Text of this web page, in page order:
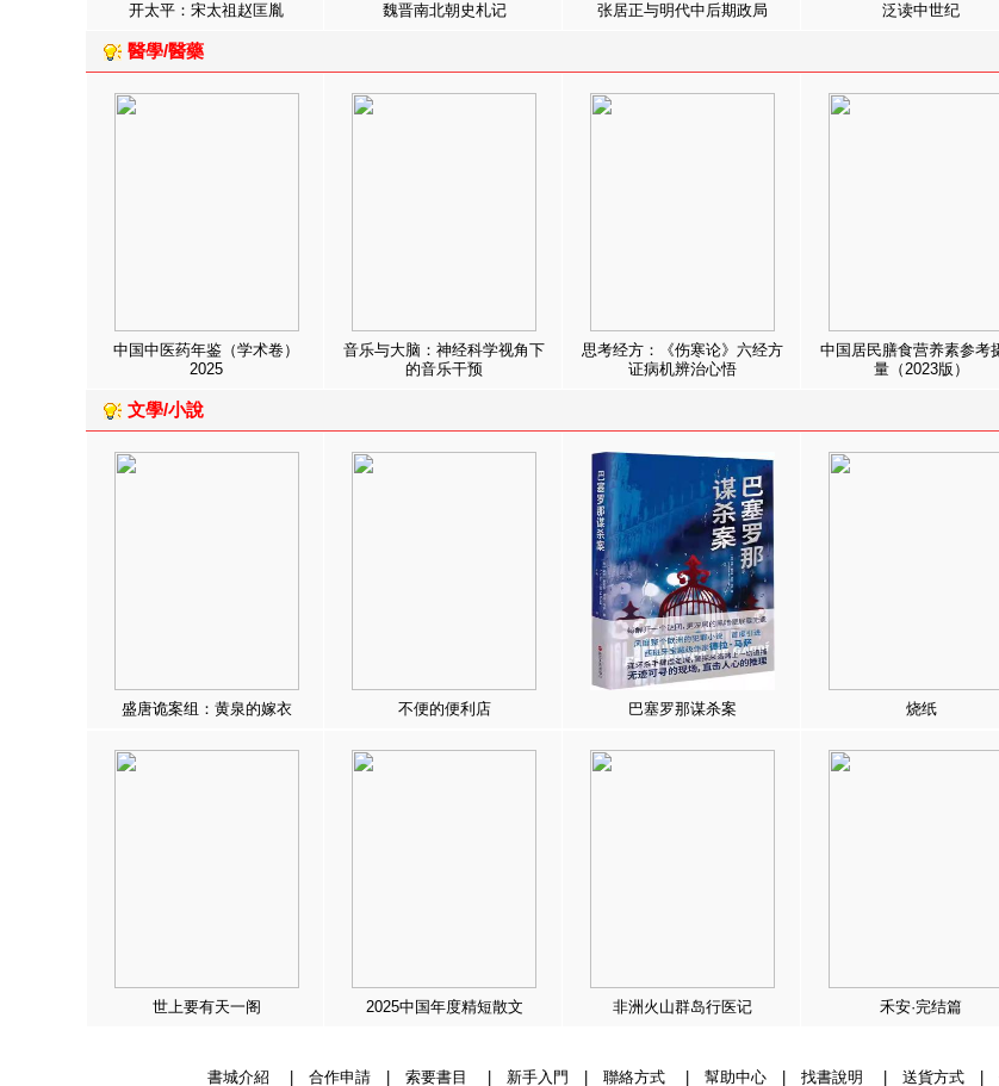
开太平：宋太祖赵匡胤 魏晋南北朝史札记 张居正与明代中后期政局 泛读中世纪
醫學/醫藥
中国中医药年鉴（学术卷）
2025
音乐与大脑：神经科学视角下
的音乐干预
思考经方：《伤寒论》六经方
证病机辨治心悟
中国居民膳食营养素参考
量（2023版）
文學/小說
盛唐诡案组：黄泉的嫁衣 不便的便利店 巴塞罗那谋杀案 烧纸
世上要有天一阁 2025中国年度精短散文 非洲火山群岛行医记 禾安·完结篇
書城介紹 合作申請| 索要書目 新手入門 聯絡方式| 幫助中心| 找書說明 送貨方式|